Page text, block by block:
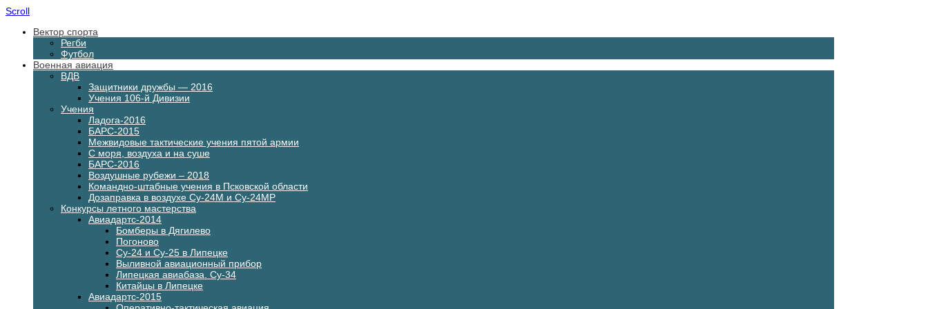
Scroll
Вектор спорта
Регби
Футбол
Военная авиация
ВДВ
Защитники дружбы — 2016
Учения 106-й Дивизии
Учения
Ладога-2016
БАРС-2015
Межвидовые тактические учения пятой армии
С моря, воздуха и на суше
БАРС-2016
Воздушные рубежи – 2018
Командно-штабные учения в Псковской области
Дозаправка в воздухе Су-24М и Су-24МР
Конкурсы летного мастерства
Авиадартс-2014
Бомберы в Дягилево
Погоново
Су-24 и Су-25 в Липецке
Выливной авиационный прибор
Липецкая авиабаза. Су-34
Китайцы в Липецке
Авиадартс-2015